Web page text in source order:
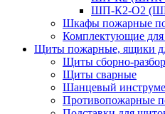
ШП-К2-О2
Шкафы пожарные по
Комплектующие
Щиты пожарные, ящики
Щиты сборно-
Щиты сварные
Шанцевый
Противопожарные